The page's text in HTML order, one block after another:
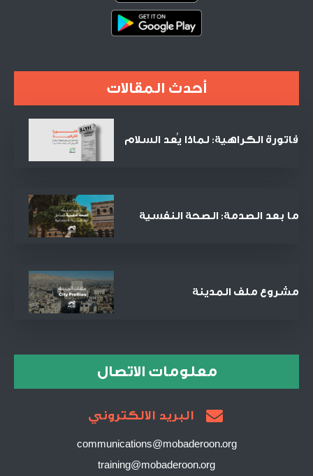
أحدث المقالات
فاتورة الكراهية: لماذا يُعد السلام
ما بعد الصدمة: الصحة النفسية
مشروع ملف المدينة
معلومات الاتصال
البريد الالكتروني
communications@mobaderoon.org
training@mobaderoon.org